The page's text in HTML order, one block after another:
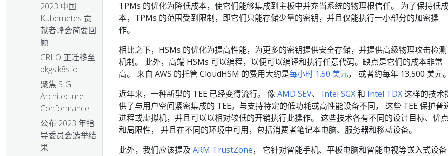
2023 中国
Kubernetes 贡
献者峰会简要回
顾
CRI-O 正迁移至
pkgs.k8s.io
聚焦 SIG
Architecture:
Conformance
公布 2023 年指
导委员会选举结
果
TPMs 的优化为降低成本，使它们能够集成到主板中并充当系统的物理根信任。 为了保持低
本，TPMs 的范围受到限制，即它们只能存储少量的密钥，并且仅能执行一小部分的加密操
作。
相比之下，HSMs 的优化为提高性能，为更多的密钥提供安全存储，并提供高级物理攻击检测
机制。 此外，高端 HSMs 可以编程，以便可以编译和执行任意代码。缺点是它们的成本非常
高。 来自 AWS 的托管 CloudHSM 的费用大约是每小时 1.50 美元， 或者约每年 13,500 美元。
近年来，一种新型的 TEE 已经变得流行。 像 AMD SEV、 Intel SGX和 Intel TDX这样的技术
供了与用户空间紧密集成的 TEE。与支持特定的低功耗或高性能设备不同， 这些 TEE 保护普
进程或虚拟机，并且可以以相对较低的开销执行此操作。 这些技术各有不同的设计目标、优点
和局限性， 并且在不同的环境中可用，包括消费者笔记本电脑、服务器和移动设备。
此外，我们应该提及 ARM TrustZone， 它针对智能手机、平板电脑和智能电视等嵌入式设备